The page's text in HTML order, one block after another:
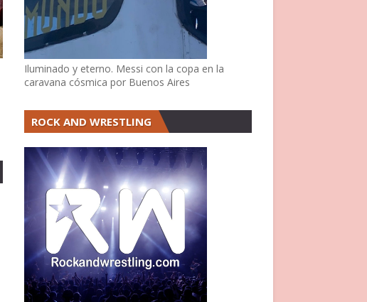
Iluminado y eterno. Messi con la copa en la
caravana cósmica por Buenos Aires
ROCK AND WRESTLING